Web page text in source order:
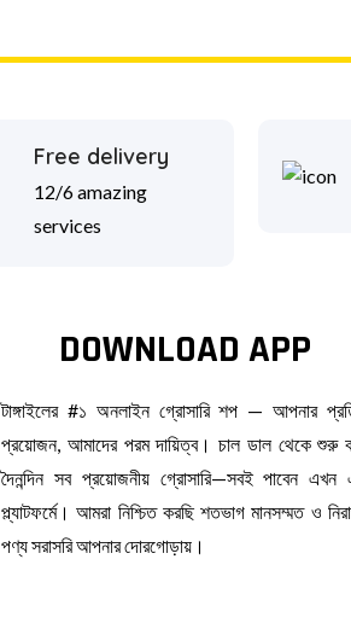
Free delivery
12/6 amazing
services
DOWNLOAD APP
টাঙ্গাইলের #১ অনলাইন গ্রোসারি শপ — আপনার
প্রয়োজন, আমাদের পরম দায়িত্ব। চাল ডাল থেকে শুরু
দৈনন্দিন সব প্রয়োজনীয় গ্রোসারি—সবই পাবেন এখন
প্ল্যাটফর্মে। আমরা নিশ্চিত করছি শতভাগ মানসম্মত ও
পণ্য সরাসরি আপনার দোরগোড়ায়।